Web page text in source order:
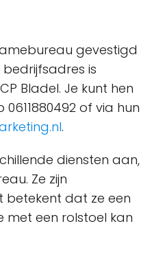
gevestigd
bedrijfsadres is
Bladel. Je kunt hen
of via hun
.
diensten aan,
Ze zijn
betekent dat ze een
met een rolstoel kan